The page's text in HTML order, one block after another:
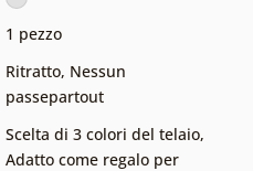
1 pezzo
Ritratto, Nessun
passepartout
Scelta di 3 colori del telaio,
Adatto come regalo per